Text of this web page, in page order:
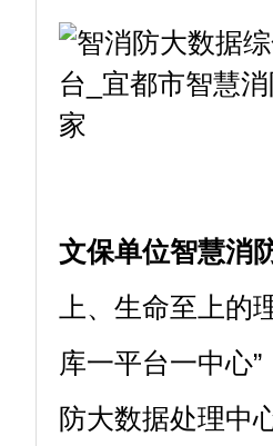
文保单位智慧消
上、生命至上的
库一平台一中心
防大数据处理中